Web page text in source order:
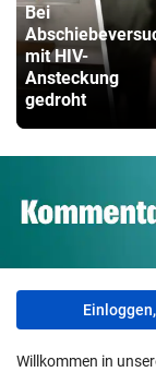
Bei
mit HIV-
Ansteckung
gedroht
Willkommen in